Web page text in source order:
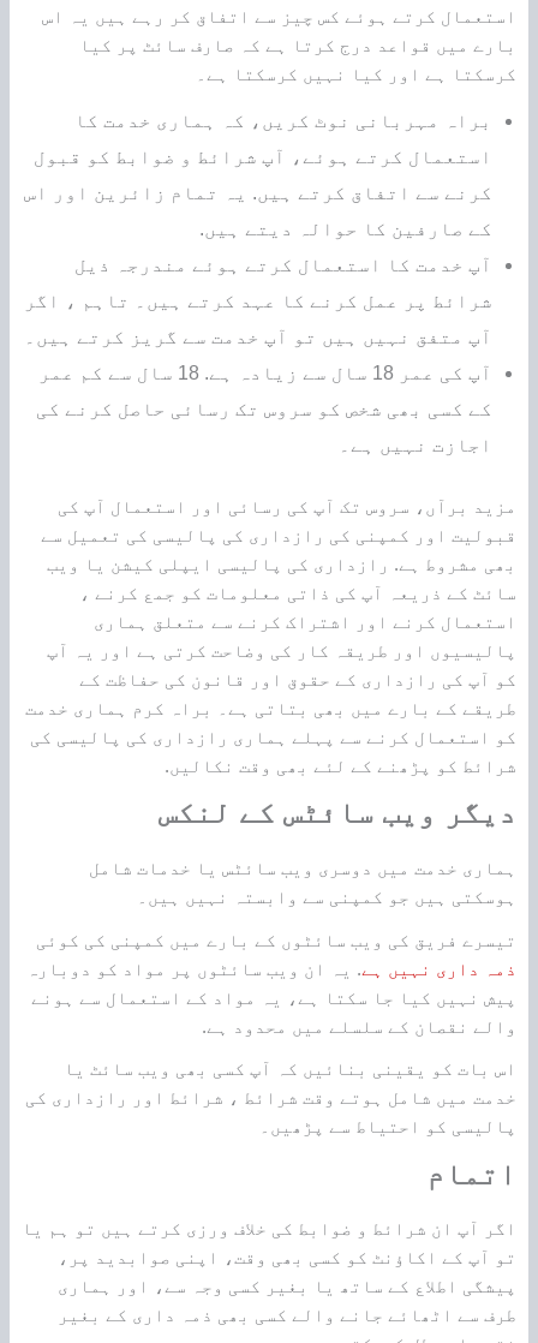
استعمال کرتے ہوئے کس چیز سے اتفاق کر رہے ہیں یہ اس
بارے میں قواعد درج کرتا ہے کہ صارف سائٹ پر کیا
کرسکتا ہے اور کیا نہیں کرسکتا ہے۔
براہ مہربانی نوٹ کریں، کہ ہماری خدمت کا
استعمال کرتے ہوئے، آپ شرائط و ضوابط کو قبول
کرنے سے اتفاق کرتے ہیں. یہ تمام زائرین اور اس
کے صارفین کا حوالہ دیتے ہیں.
آپ خدمت کا استعمال کرتے ہوئے مندرجہ ذیل
شرائط پر عمل کرنے کا عہد کرتے ہیں۔ تاہم ، اگر
آپ متفق نہیں ہیں تو آپ خدمت سے گریز کرتے ہیں۔
آپ کی عمر 18 سال سے زیادہ ہے. 18 سال سے کم عمر
کے کسی بھی شخص کو سروس تک رسائی حاصل کرنے کی
اجازت نہیں ہے۔
مزید برآں، سروس تک آپ کی رسائی اور استعمال آپ کی
قبولیت اور کمپنی کی رازداری کی پالیسی کی تعمیل سے
بھی مشروط ہے. رازداری کی پالیسی ایپلی کیشن یا ویب
سائٹ کے ذریعہ آپ کی ذاتی معلومات کو جمع کرنے ،
استعمال کرنے اور اشتراک کرنے سے متعلق ہماری
پالیسیوں اور طریقہ کار کی وضاحت کرتی ہے اور یہ آپ
کو آپ کی رازداری کے حقوق اور قانون کی حفاظت کے
طریقے کے بارے میں بھی بتاتی ہے۔ براہ کرم ہماری خدمت
کو استعمال کرنے سے پہلے ہماری رازداری کی پالیسی کی
شرائط کو پڑھنے کے لئے بھی وقت نکالیں.
دیگر ویب سائٹس کے لنکس
ہماری خدمت میں دوسری ویب سائٹس یا خدمات شامل
ہوسکتی ہیں جو کمپنی سے وابستہ نہیں ہیں۔
تیسرے فریق کی ویب سائٹوں کے بارے میں کمپنی کی کوئی
ذمہ داری نہیں ہے. یہ ان ویب سائٹوں پر مواد کو دوبارہ
پیش نہیں کیا جا سکتا ہے، یہ مواد کے استعمال سے ہونے
والے نقصان کے سلسلے میں محدود ہے.
اس بات کو یقینی بنائیں کہ آپ کسی بھی ویب سائٹ یا
خدمت میں شامل ہوتے وقت شرائط ، شرائط اور رازداری کی
پالیسی کو احتیاط سے پڑھیں۔
اتمام
اگر آپ ان شرائط و ضوابط کی خلاف ورزی کرتے ہیں تو ہم یا
تو آپ کے اکاؤنٹ کو کسی بھی وقت، اپنی صوابدید پر،
پیشگی اطلاع کے ساتھ یا بغیر کسی وجہ سے، اور ہماری
طرف سے اٹھائے جانے والے کسی بھی ذمہ داری کے بغیر